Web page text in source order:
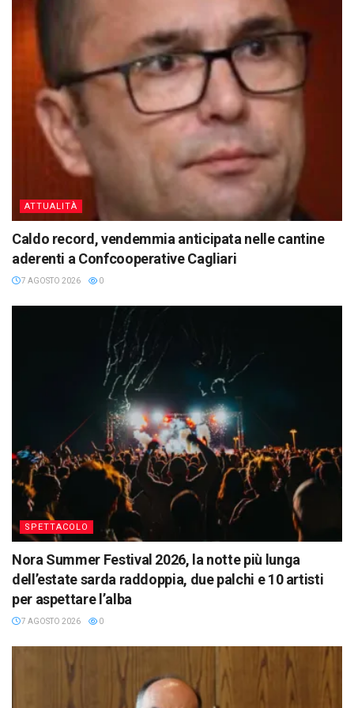
ATTUALITÀ
Caldo record, vendemmia anticipata nelle cantine
aderenti a Confcooperative Cagliari
7 AGOSTO 2026 0
SPETTACOLO
Nora Summer Festival 2026, la notte più lunga
dell’estate sarda raddoppia, due palchi e 10 artisti
per aspettare l’alba
7 AGOSTO 2026 0